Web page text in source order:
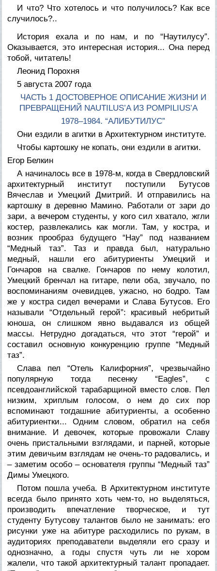
И что? Что хотелось и что получилось? Как все
случилось?..
История ехала и по нам, и по “Наутилусу”.
Оказывается, это интересная история... Она перед
тобой, читатель!
Леонид Порохня
5 августа 2007 года
ЧАСТЬ 1 ДОСТОВЕРНОЕ ОПИСАНИЕ ЖИЗНИ И
ПРЕВРАЩЕНИЙ NAUTILUS’A ИЗ POMPILIUS’A
1978–1984. “АЛИБУТИЛУС”
Они ездили в агитки в Архитектурном институте.
Чтобы картошку не копать, они ездили в агитки.
Егор Белкин
А начиналось все в 1978-м, когда в Свердловский
архитектурный институт поступили Бутусов
Вячеслав и Умецкий Дмитрий. И отправились на
картошку в деревню Мамино. Работали от зари до
зари, а вечером студенты, у кого сил хватало, жгли
костер, развлекались как могли. Там, у костра, и
возник прообраз будущего “Hay” под названием
“Медный таз”. Таз и правда был, натурально
медный, нашли его абитуриенты Умецкий и
Гончаров на свалке. Гончаров по нему колотил,
Умецкий бренчал на гитаре, пели оба, звучало, по
воспоминаниям очевидцев, ужасно, но бодро. Там
же у костра сидел вечерами и Слава Бутусов. Его
называли “Отдельный герой”: красивый небритый
юноша, он слишком явно выдавался из общей
массы. Нетрудно догадаться, что этот “герой” и
составил основную конкуренцию группе “Медный
таз”.
Слава пел “Отель Калифорния”, чрезвычайно
популярную тогда песенку “Eagles”, с
псевдоанглийской тарабарщиной вместо слов. Пел
низким, хриплым голосом, о нем до сих пор
вспоминают тогдашние абитуриенты, а особенно
абитуриентки... Одним словом, обратил на себя
внимание. И девочек, которые провожали Славу
очень пристальными взглядами, и парней, которые
этим девичьим взглядам не очень-то радовались, и
– заметим особо – основателя группы “Медный таз”
Димы Умецкого.
Потом пошла учеба. В Архитектурном институте
всегда было принято хоть чем-то, но выделяться,
производить впечатление творческое, и тут
студенту Бутусову талантов было не занимать: его
рисунки уже на абитуре расходились по рукам, в
аудиториях преподаватели выделяли его сразу и
однозначно, а годы спустя чуть ли не хором
жалели, что такой архитектурный талант пропадает.